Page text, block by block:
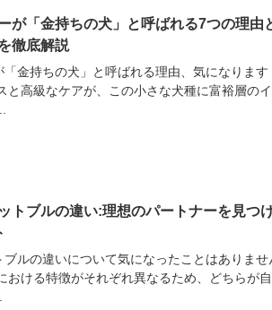
が「金持ちの犬」と呼ばれる7つの理由
徹底解説
「金持ちの犬」と呼ばれる理由、気になります
と高級なケアが、この小さな犬種に富裕層のイ
トブルの違い:理想のパートナーを見つ
ルの違いについて気になったことはありませ
おける特徴がそれぞれ異なるため、どちらが自